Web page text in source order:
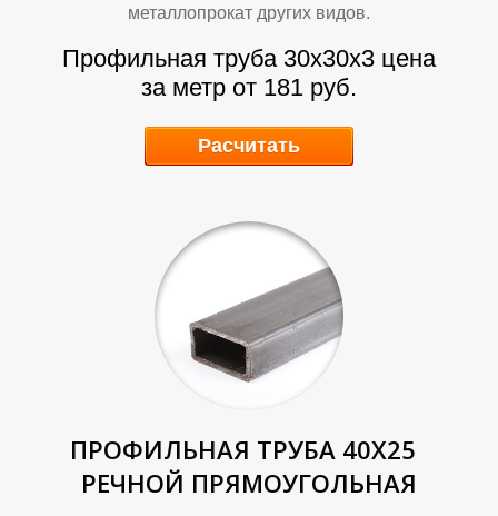
Р
металлопрокат других видов.
Профильная труба 30х30х3 цена
за метр от 181 руб.
Расчитать
ПРОФИЛЬНАЯ ТРУБА 40Х25
РЕЧНОЙ ПРЯМОУГОЛЬНАЯ
Р